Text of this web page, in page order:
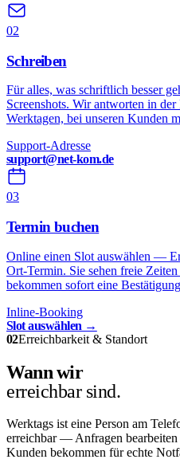
02
Schreiben
Für alles, was schriftlich besser
Screenshots. Wir antworten in
Werktagen, bei unseren Kunden
Support-Adresse
support@net-kom.de
03
Termin buchen
Online einen Slot auswählen —
Ort-Termin. Sie sehen freie
bekommen sofort eine
Inline-Booking
Slot auswählen →
02Erreichbarkeit & Standort
Wann wir
erreichbar sind.
Werktags ist eine Person am
erreichbar — Anfragen
Kunden bekommen für echte